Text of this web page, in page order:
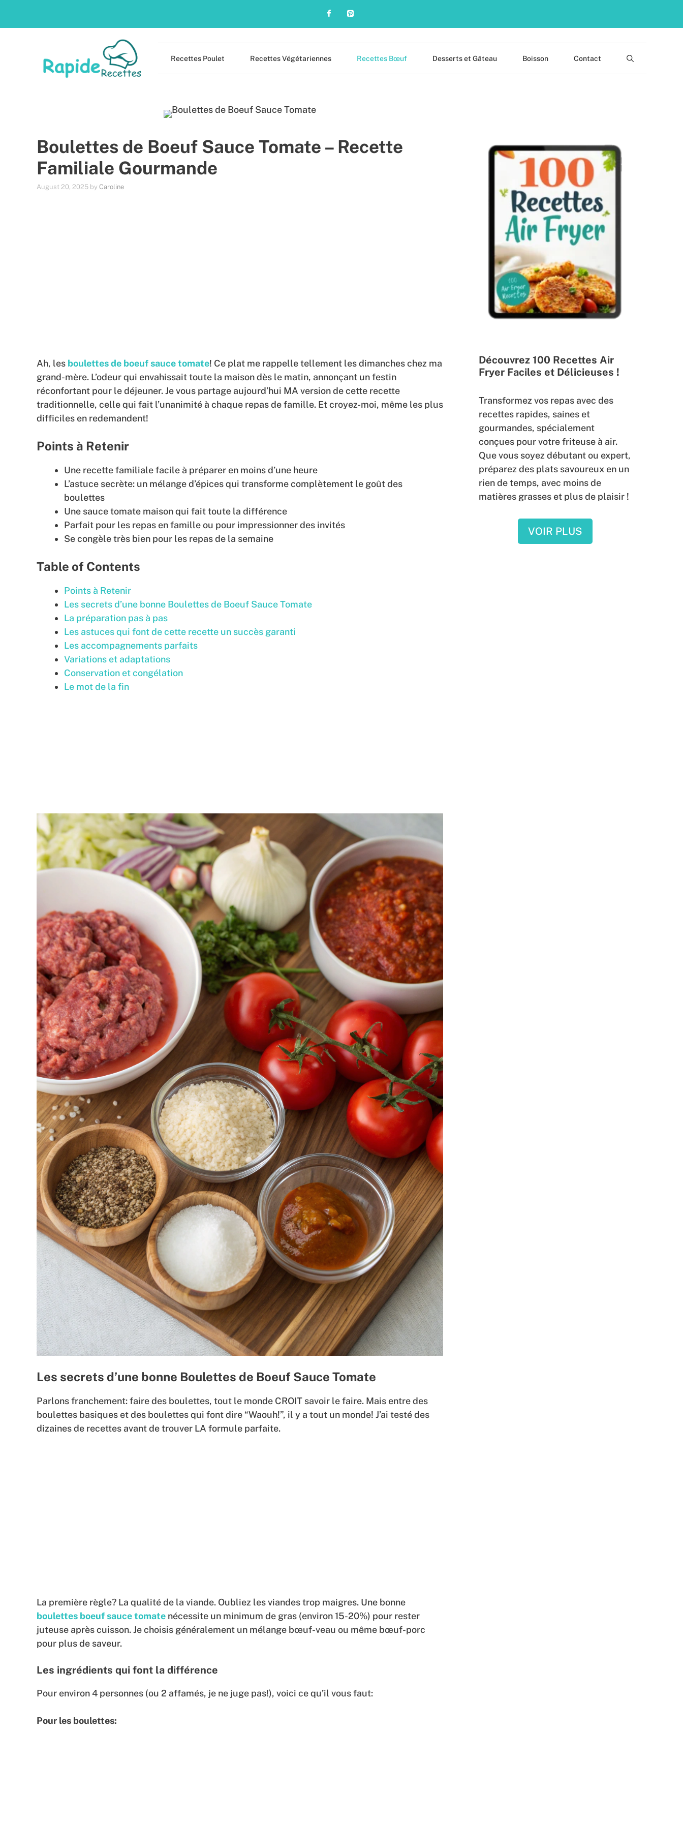
Recettes Poulet Recettes Végétariennes Recettes Bœuf Desserts et Gâteau Boisson Contact
Boulettes de Boeuf Sauce Tomate – Recette
Familiale Gourmande
August 20, 2025 by Caroline
Ah, les boulettes de boeuf sauce tomate! Ce plat me rappelle tellement les dimanches chez ma
grand-mère. L’odeur qui envahissait toute la maison dès le matin, annonçant un festin
réconfortant pour le déjeuner. Je vous partage aujourd’hui MA version de cette recette
traditionnelle, celle qui fait l’unanimité à chaque repas de famille. Et croyez-moi, même les plus
difficiles en redemandent!
Points à Retenir
Une recette familiale facile à préparer en moins d’une heure
L’astuce secrète: un mélange d’épices qui transforme complètement le goût des
boulettes
Une sauce tomate maison qui fait toute la différence
Parfait pour les repas en famille ou pour impressionner des invités
Se congèle très bien pour les repas de la semaine
Table of Contents
Points à Retenir
Les secrets d’une bonne Boulettes de Boeuf Sauce Tomate
La préparation pas à pas
Les astuces qui font de cette recette un succès garanti
Les accompagnements parfaits
Variations et adaptations
Conservation et congélation
Le mot de la fin
Les secrets d’une bonne Boulettes de Boeuf Sauce Tomate
Parlons franchement: faire des boulettes, tout le monde CROIT savoir le faire. Mais entre des
boulettes basiques et des boulettes qui font dire “Waouh!”, il y a tout un monde! J’ai testé des
dizaines de recettes avant de trouver LA formule parfaite.
La première règle? La qualité de la viande. Oubliez les viandes trop maigres. Une bonne
boulettes boeuf sauce tomate nécessite un minimum de gras (environ 15-20%) pour rester
juteuse après cuisson. Je choisis généralement un mélange bœuf-veau ou même bœuf-porc
pour plus de saveur.
Les ingrédients qui font la différence
Pour environ 4 personnes (ou 2 affamés, je ne juge pas!), voici ce qu’il vous faut:
Pour les boulettes:
Découvrez 100 Recettes Air
Fryer Faciles et Délicieuses !
Transformez vos repas avec des
recettes rapides, saines et
gourmandes, spécialement
conçues pour votre friteuse à air.
Que vous soyez débutant ou expert,
préparez des plats savoureux en un
rien de temps, avec moins de
matières grasses et plus de plaisir !
VOIR PLUS